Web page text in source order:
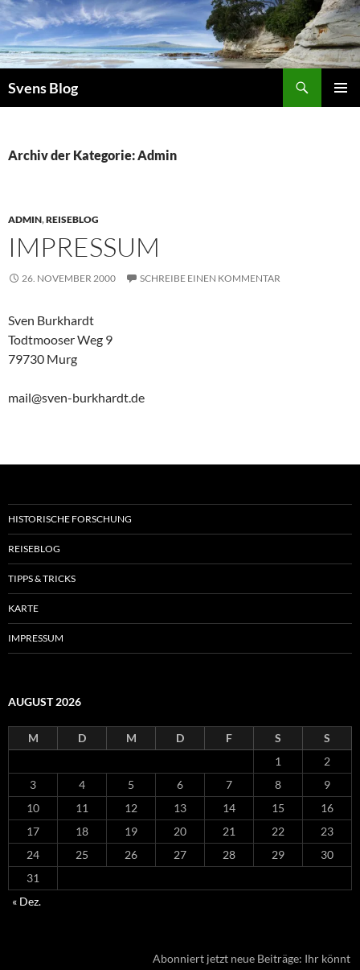
Svens Blog
Archiv der Kategorie: Admin
ADMIN,REISEBLOG
IMPRESSUM
26. NOVEMBER 2000 SCHREIBE EINEN KOMMENTAR
Sven Burkhardt
Todtmooser Weg 9
79730 Murg
mail@sven-burkhardt.de
HISTORISCHE FORSCHUNG
REISEBLOG
TIPPS & TRICKS
KARTE
IMPRESSUM
AUGUST 2026
M D M D F S
S
1
2
3
4 5 6 7 8
9
10
11 12 13 14 15
16
17
18 19 20 21 22
23
24
25 26 27 28 29
30
31
« Dez.
Abonniert jetzt neue Beiträge: Ihr könnt